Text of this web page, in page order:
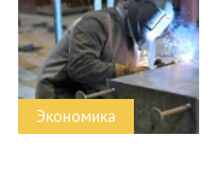
Экономика